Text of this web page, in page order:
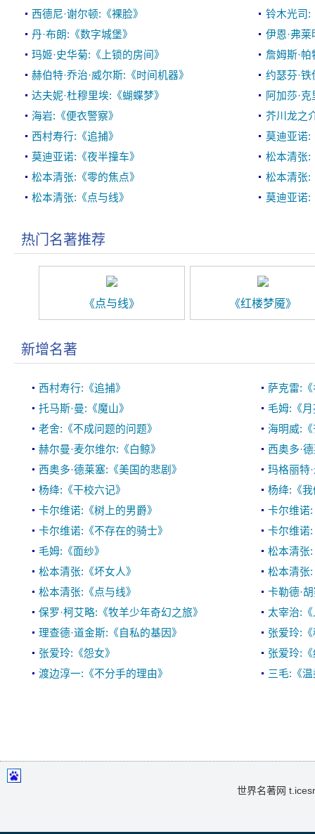
西德尼·谢尔顿:《裸脸》
铃木光司:
丹·布朗:《数字城堡》
伊恩·弗
玛姬·史华菊:《上锁的房间》
詹姆斯·
赫伯特·乔治·威尔斯:《时间机器》
约瑟芬·
达夫妮·杜穆里埃:《蝴蝶梦》
阿加莎·
海岩:《便衣警察》
芥川龙之
西村寿行:《追捕》
莫迪亚诺:
莫迪亚诺:《夜半撞车》
松本清张:
松本清张:《零的焦点》
松本清张:
松本清张:《点与线》
莫迪亚诺:
热门名著推荐
《点与线》 《红楼梦魇》
新增名著
西村寿行:《追捕》
萨克雷:
托马斯·曼:《魔山》
毛姆:《
老舍:《不成问题的问题》
海明威:
赫尔曼·麦尔维尔:《白鲸》
西奥多·
西奥多·德莱塞:《美国的悲剧》
玛格丽特
杨绛:《干校六记》
杨绛:《
卡尔维诺:《树上的男爵》
卡尔维诺
卡尔维诺:《不存在的骑士》
卡尔维诺
毛姆:《面纱》
松本清张
松本清张:《坏女人》
松本清张
松本清张:《点与线》
卡勒德·
保罗·柯艾略:《牧羊少年奇幻之旅》
太宰治:
理查德·道金斯:《自私的基因》
张爱玲:
张爱玲:《怨女》
张爱玲:
渡边淳一:《不分手的理由》
三毛:《
世界名著网